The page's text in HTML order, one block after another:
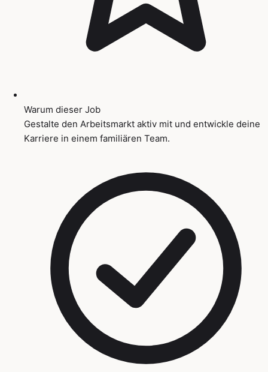
Warum dieser Job
Gestalte den Arbeitsmarkt aktiv mit und entwickle deine
Karriere in einem familiären Team.